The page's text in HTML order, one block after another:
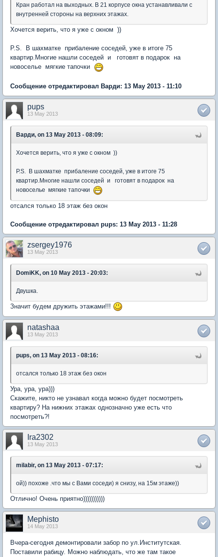
Кран работал на выходных. В 21 корпусе окна устанавливали с
внутренней стороны на верхних этажах.
Хочется верить, что я уже с окном ))
P.S. В шахматке прибаление соседей, уже в итоге 75
квартир.Многие нашли соседей и готовят в подарок на
новоселье мягкие тапочки
Сообщение отредактировал Варди: 13 May 2013 - 11:10
pups
13 May 2013
Варди, on 13 May 2013 - 08:09:
Хочется верить, что я уже с окном ))
P.S. В шахматке прибаление соседей, уже в итоге 75
квартир.Многие нашли соседей и готовят в подарок на
новоселье мягкие тапочки
отсался только 18 этаж без окон
Сообщение отредактировал pups: 13 May 2013 - 11:28
zsergey1976
13 May 2013
DomiKK, on 10 May 2013 - 20:03:
Двушка.
Значит будем дружить этажами!!!
natashaa
13 May 2013
pups, on 13 May 2013 - 08:16:
отсался только 18 этаж без окон
Ура, ура, ура)))
Скажите, никто не узнавал когда можно будет посмотреть
квартиру? На нижних этажах однозначно уже есть что
посмотреть?!
Ira2302
13 May 2013
milabir, on 13 May 2013 - 07:17:
ой)) похоже .что мы с Вами соседи) я снизу, на 15м этаже))
Отлично! Очень приятно)))))))))))
Mephisto
14 May 2013
Вчера-сегодня демонтировали забор по ул.Институтская.
Поставили рабицу. Можно наблюдать, что же там такое